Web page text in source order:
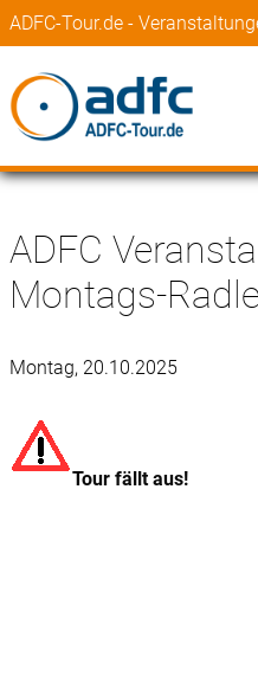
ADFC-Tour.de -
ADFC
Montags-
Montag, 20.10.2025
Tour fällt aus!